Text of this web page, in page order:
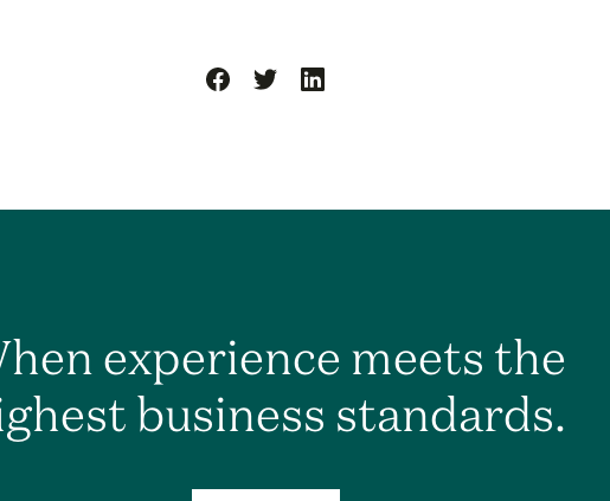
experience meets the
business standards.